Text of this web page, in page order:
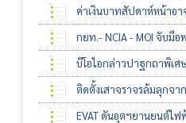
ค่าเงินบาทสัปดาห์หน้าอา
กยท.- NCIA - MOI จับมือ
บีโอไอกล่าวปาฐกถาพิเศ
ติดตั้งเสาจราจรล้มลุกจ
EVAT ดันอุตฯยานยนต์ไฟ